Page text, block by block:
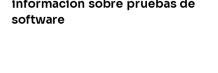
información sobre pruebas de
software